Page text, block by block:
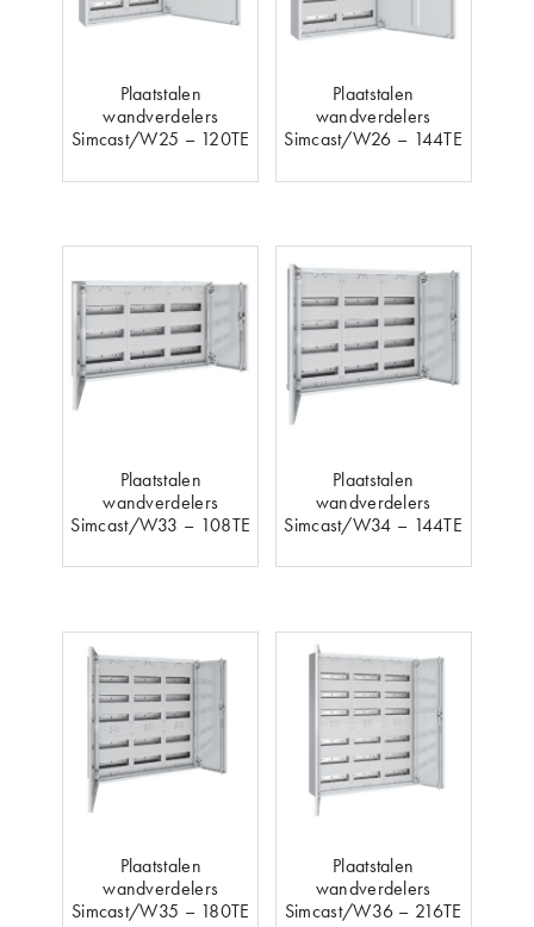
Plaatstalen
wandverdelers
Simcast/W25 – 120TE
Plaatstalen
wandverdelers
Simcast/W26 – 144TE
Plaatstalen
wandverdelers
Simcast/W33 – 108TE
Plaatstalen
wandverdelers
Simcast/W34 – 144TE
Plaatstalen
wandverdelers
Simcast/W35 – 180TE
Plaatstalen
wandverdelers
Simcast/W36 – 216TE